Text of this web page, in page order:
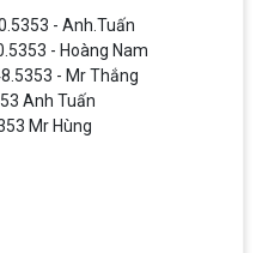
- Anh.Tuấn
- Hoàng Nam
- Mr Thắng
Anh Tuấn
Mr Hùng